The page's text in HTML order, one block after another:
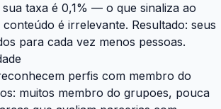
taxa é 0,1% — o que sinaliza ao
é irrelevante. Resultado: seus
para cada vez menos pessoas.
perfis com membro do
muitos membro do grupoes, pouca